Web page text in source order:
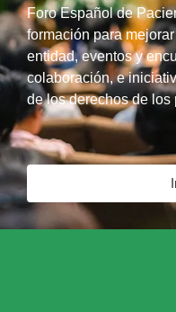
Foro Español de
formación para
entidad, eventos y
colaboración, e
de los derechos de